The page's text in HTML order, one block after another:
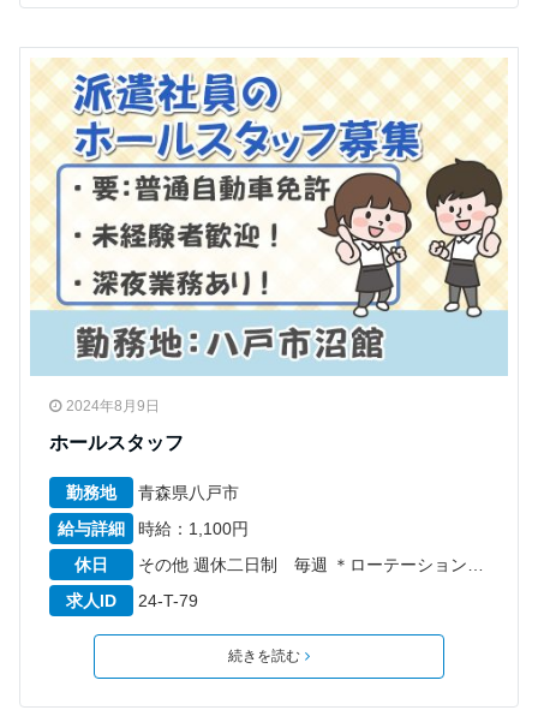
2024年8月9日
ホールスタッフ
勤務地
青森県八戸市
給与詳細
時給：1,100円
休日
求人ID
24-T-79
続きを読む